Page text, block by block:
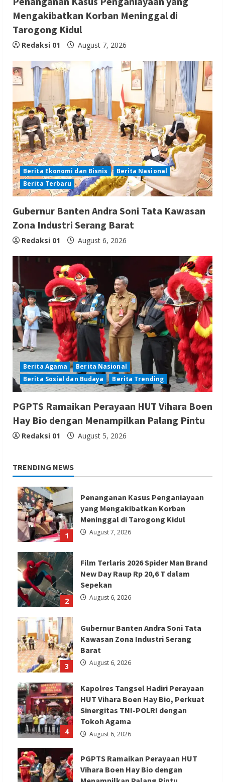
Mengakibatkan Korban Meninggal di
Tarogong Kidul
Redaksi 01 August 7, 2026
Berita Ekonomi dan Bisnis
Berita Nasional
Berita Terbaru
Gubernur Banten Andra Soni Tata Kawasan
Zona Industri Serang Barat
Redaksi 01 August 6, 2026
Berita Agama
Berita Nasional
Berita Sosial dan Budaya
Berita Trending
PGPTS Ramaikan Perayaan HUT Vihara Boen
Hay Bio dengan Menampilkan Palang Pintu
Redaksi 01 August 5, 2026
TRENDING NEWS
1
Penanganan Kasus Penganiayaan
yang Mengakibatkan Korban
Meninggal di Tarogong Kidul
August 7, 2026
2
Film Terlaris 2026 Spider Man Brand
New Day Raup Rp 20,6 T dalam
Sepekan
August 6, 2026
3
Gubernur Banten Andra Soni Tata
Kawasan Zona Industri Serang
Barat
August 6, 2026
4
Kapolres Tangsel Hadiri Perayaan
HUT Vihara Boen Hay Bio, Perkuat
Sinergitas TNI-POLRI dengan
Tokoh Agama
August 6, 2026
PGPTS Ramaikan Perayaan HUT
Vihara Boen Hay Bio dengan